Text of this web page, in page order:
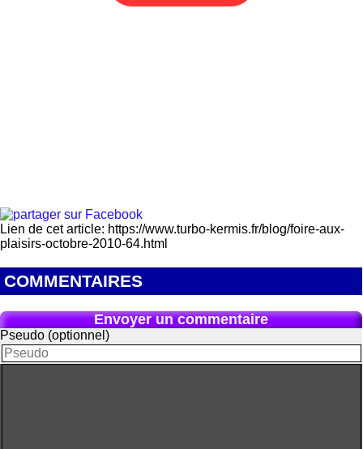
Lien de cet article: https://www.turbo-kermis.fr/blog/foire-aux-
plaisirs-octobre-2010-64.html
COMMENTAIRES
Envoyer un commentaire
Pseudo (optionnel)